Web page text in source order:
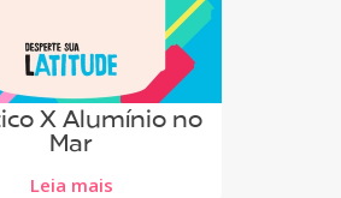
X Alumínio no
Mar
Leia mais